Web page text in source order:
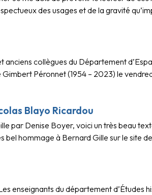
des usages et de la gravité
collègues du Département
Péronnet (1954 – 2023) le
Blayo Ricardou
par Denise Boyer, voici un très beau
bel hommage à Bernard Gille sur le site de
enseignants du département d’Études